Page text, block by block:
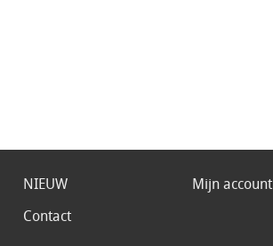
NIEUW
Mijn account
Contact